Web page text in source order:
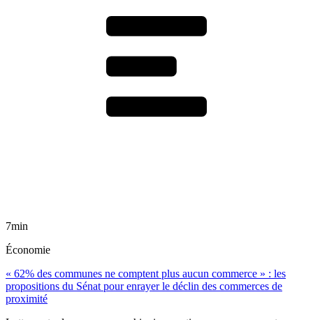
7min
Économie
« 62% des communes ne comptent plus aucun commerce » : les
propositions du Sénat pour enrayer le déclin des commerces de
proximité